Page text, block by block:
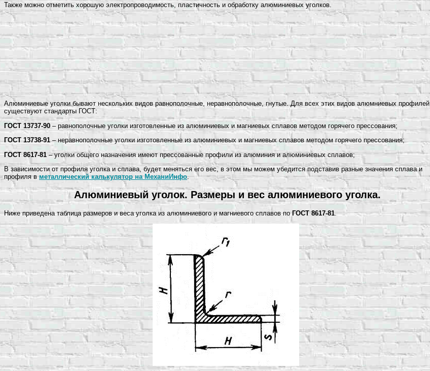
Также можно отметить хорошую электропроводимость, пластичность и обработку алюминиевых уголков.
Алюминиевые уголки бывают нескольких видов равнополочные, неравнополочные, гнутые. Для всех этих видов алюмниевых профилей
существуют стандарты ГОСТ:
ГОСТ 13737-90 – равнополочные уголки изготовленные из алюминиевых и магниевых сплавов методом горячего прессования;
ГОСТ 13738-91– неравнополочные уголки изготовленные из алюминиевых и магниевых сплавов методом горячего прессования;
ГОСТ 8617-81 – уголки общего назначения имеют прессованные профили из алюминия и алюминиевых сплавов;
В зависимости от профиля уголка и сплава, будет меняться его вес, в этом мы можем убедится подставив разные значения сплава и
профиля вметаллический калькулятор на МеханиИнфо.
Алюминиевый уголок. Размеры и вес алюминиевого уголка.
Ниже приведена таблица размеров и веса уголка из алюминиевого и магниевого сплавов поГОСТ 8617-81.